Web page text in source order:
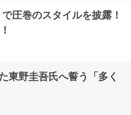
圧巻のスタイルを披露！
東野圭吾氏へ誓う「多く